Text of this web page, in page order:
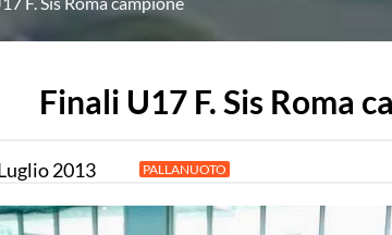
Finali U17 F. Sis Roma
2013 PALLANUOTO